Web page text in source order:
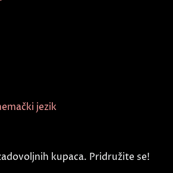
jezik
kupaca. Pridružite se!